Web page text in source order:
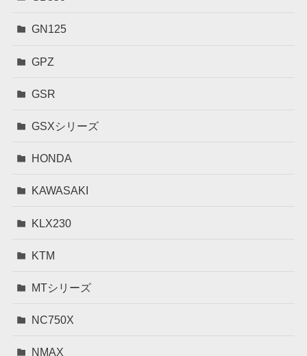
GN125
GPZ
GSR
GSXシリーズ
HONDA
KAWASAKI
KLX230
KTM
MTシリーズ
NC750X
NMAX